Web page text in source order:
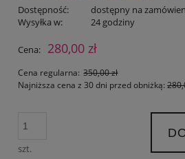
Dostępność:
dostępny na
Wysyłka w:
24 godziny
Cena: 280,00 zł
Cena regularna: 350,00 zł
Najniższa cena z 30 dni przed obniżką:
szt.